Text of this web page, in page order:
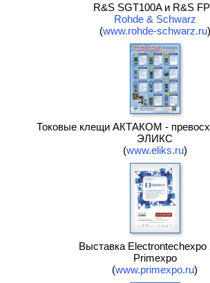
R&S SGT100A и R&S
Rohde & Schwarz
(www.rohde-schwarz.ru)
Токовые клещи АКТАКОМ -
ЭЛИКС
(www.eliks.ru)
Выставка Electrontechexpo
Primexpo
(www.primexpo.ru)